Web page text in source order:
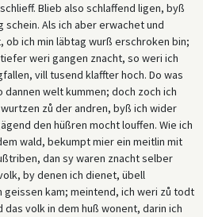
Blieb also schlaffend ligen, byß
Als ich aber erwachet und
ob ich min läbtag wurß erschroken bin;
weri gangen znacht, so weri ich
vill tusend klaffter hoch. Do was
welt kummen; doch zoch ich
zů der andren, byß ich wider
den hüßren mocht louffen. Wie ich
wald, bekumpt mier ein meitlin mit
dan sy waren znacht selber
by denen ich dienet, übell
kam; meintend, ich weri zů todt
volk in dem huß wonent, darin ich